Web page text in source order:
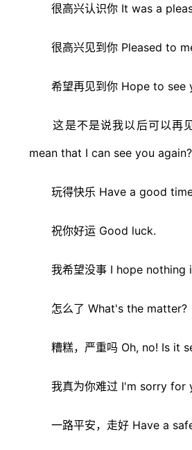
很高兴认识你 It was a
很高兴见到你 Pleased to
希望再见到你 Hope to see
这是不是说我以后可以再
mean that I can see you again?
玩得快乐 Have a good
祝你好运 Good luck.
我希望没事 I hope nothing
怎么了 What's the matter?
糟糕，严重吗 Oh, no! Is it
我真为你难过 I'm sorry for
一路平安，走好 Have a